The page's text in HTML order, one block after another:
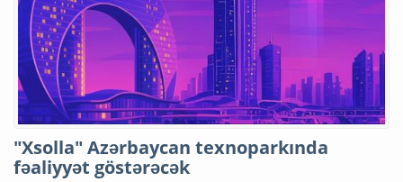
"Xsolla" Azərbaycan texnoparkında
fəaliyyət göstərəcək